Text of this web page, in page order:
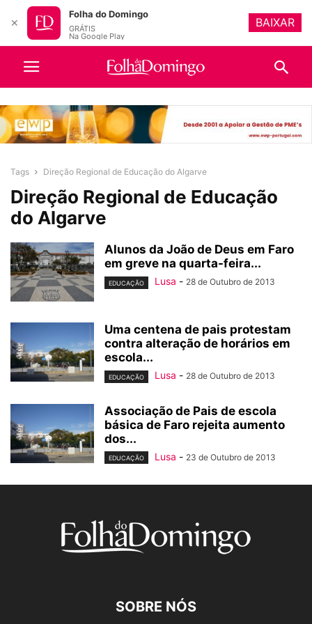
Tags Direção Regional de Educação do Algarve
Direção Regional de Educação
do Algarve
Alunos da João de Deus em Faro
em greve na quarta-feira...
EDUCAÇÃO Lusa - 28 de Outubro de 2013
Uma centena de pais protestam
contra alteração de horários em
escola...
EDUCAÇÃO Lusa - 28 de Outubro de 2013
Associação de Pais de escola
básica de Faro rejeita aumento
dos...
EDUCAÇÃO Lusa - 23 de Outubro de 2013
SOBRE NÓS
✕
Folha do Domingo
GRÁTIS
Na Google Play
BAIXAR